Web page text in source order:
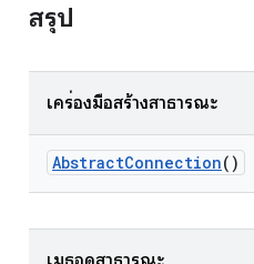
สรุป
เครื่องมือสร้างสาธารณะ
AbstractConnection()